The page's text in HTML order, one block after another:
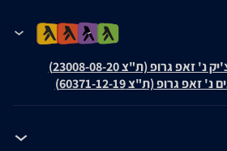
גרופ (ת"צ 23008-08-20)
גרופ (ת"צ 60371-12-19)